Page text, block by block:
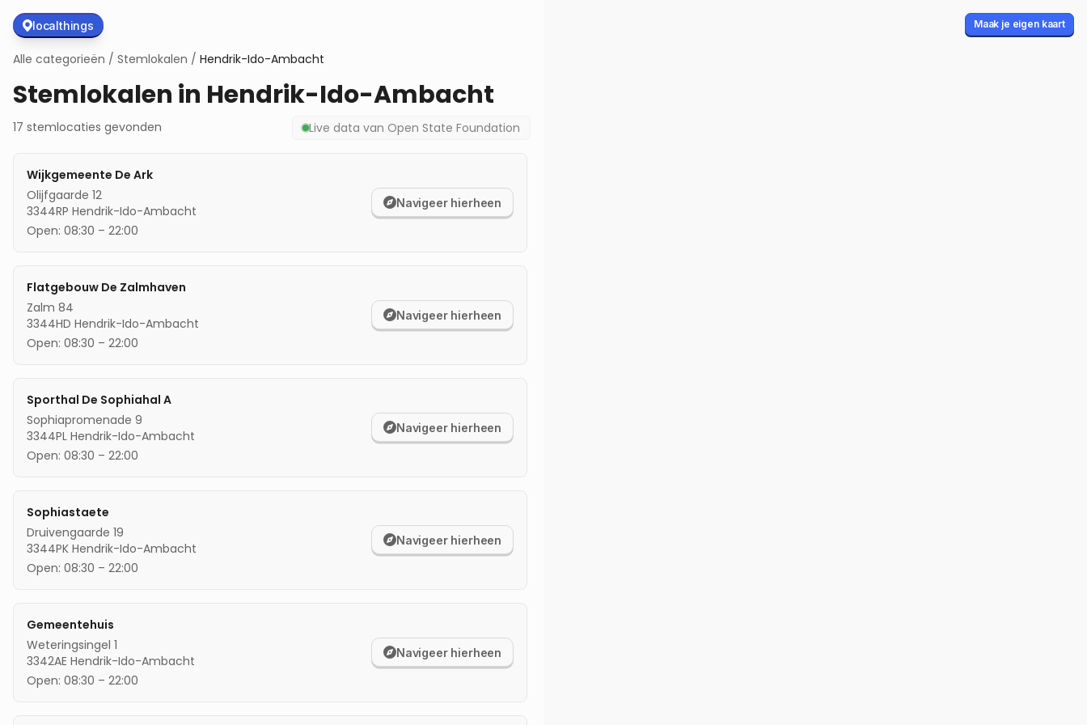
localthings
Alle categorieën / Stemlokalen / Hendrik-Ido-Ambacht
Stemlokalen in Hendrik-Ido-Ambacht
17 stemlocaties gevonden Live data van Open State Foundation
Wijkgemeente De Ark
Olijfgaarde 12
3344RP Hendrik-Ido-Ambacht
Open: 08:30 – 22:00
Navigeer hierheen
Flatgebouw De Zalmhaven
Zalm 84
3344HD Hendrik-Ido-Ambacht
Open: 08:30 – 22:00
Navigeer hierheen
Sporthal De Sophiahal A
Sophiapromenade 9
3344PL Hendrik-Ido-Ambacht
Open: 08:30 – 22:00
Navigeer hierheen
Sophiastaete
Druivengaarde 19
3344PK Hendrik-Ido-Ambacht
Open: 08:30 – 22:00
Navigeer hierheen
Gemeentehuis
Weteringsingel 1
3342AE Hendrik-Ido-Ambacht
Open: 08:30 – 22:00
Navigeer hierheen
Maak je eigen kaart